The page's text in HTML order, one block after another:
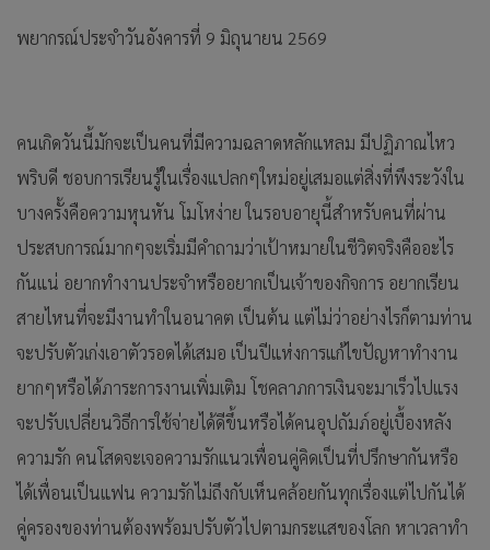
พยากรณ์ประจำวันอังคารที่ 9 มิถุนายน 2569
คนเกิดวันนี้มักจะเป็นคนที่มีความฉลาดหลักแหลม มีปฏิภาณไหว
พริบดี ชอบการเรียนรู้ในเรื่องแปลกๆใหม่อยู่เสมอแต่สิ่งที่พึงระวังใน
บางครั้งคือความหุนหัน โมโหง่าย ในรอบอายุนี้สำหรับคนที่ผ่าน
ประสบการณ์มากๆจะเริ่มมีคำถามว่าเป้าหมายในชีวิตจริงคืออะไร
กันแน่ อยากทำงานประจำหรืออยากเป็นเจ้าของกิจการ อยากเรียน
สายไหนที่จะมีงานทำในอนาคต เป็นต้น แต่ไม่ว่าอย่างไรก็ตามท่าน
จะปรับตัวเก่งเอาตัวรอดได้เสมอ เป็นปีแห่งการแก้ไขปัญหาทำงาน
ยากๆหรือได้ภาระการงานเพิ่มเติม โชคลาภการเงินจะมาเร็วไปแรง
จะปรับเปลี่ยนวิธีการใช้จ่ายได้ดีขึ้นหรือได้คนอุปถัมภ์อยู่เบื้องหลัง
ความรัก คนโสดจะเจอความรักแนวเพื่อนคู่คิดเป็นที่ปรึกษากันหรือ
ได้เพื่อนเป็นแฟน ความรักไม่ถึงกับเห็นคล้อยกันทุกเรื่องแต่ไปกันได้
คู่ครองของท่านต้องพร้อมปรับตัวไปตามกระแสของโลก หาเวลาทำ